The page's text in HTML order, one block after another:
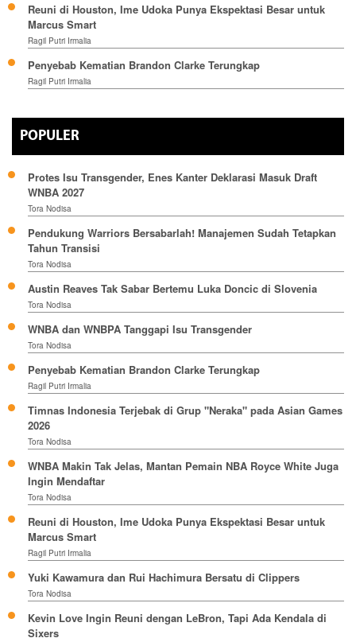
Reuni di Houston, Ime Udoka Punya Ekspektasi Besar untuk
Marcus Smart
Ragil Putri Irmalia
Penyebab Kematian Brandon Clarke Terungkap
Ragil Putri Irmalia
POPULER
Protes Isu Transgender, Enes Kanter Deklarasi Masuk Draft
WNBA 2027
Tora Nodisa
Pendukung Warriors Bersabarlah! Manajemen Sudah Tetapkan
Tahun Transisi
Tora Nodisa
Austin Reaves Tak Sabar Bertemu Luka Doncic di Slovenia
Tora Nodisa
WNBA dan WNBPA Tanggapi Isu Transgender
Tora Nodisa
Penyebab Kematian Brandon Clarke Terungkap
Ragil Putri Irmalia
Timnas Indonesia Terjebak di Grup "Neraka" pada Asian Games
2026
Tora Nodisa
WNBA Makin Tak Jelas, Mantan Pemain NBA Royce White Juga
Ingin Mendaftar
Tora Nodisa
Reuni di Houston, Ime Udoka Punya Ekspektasi Besar untuk
Marcus Smart
Ragil Putri Irmalia
Yuki Kawamura dan Rui Hachimura Bersatu di Clippers
Tora Nodisa
Kevin Love Ingin Reuni dengan LeBron, Tapi Ada Kendala di
Sixers